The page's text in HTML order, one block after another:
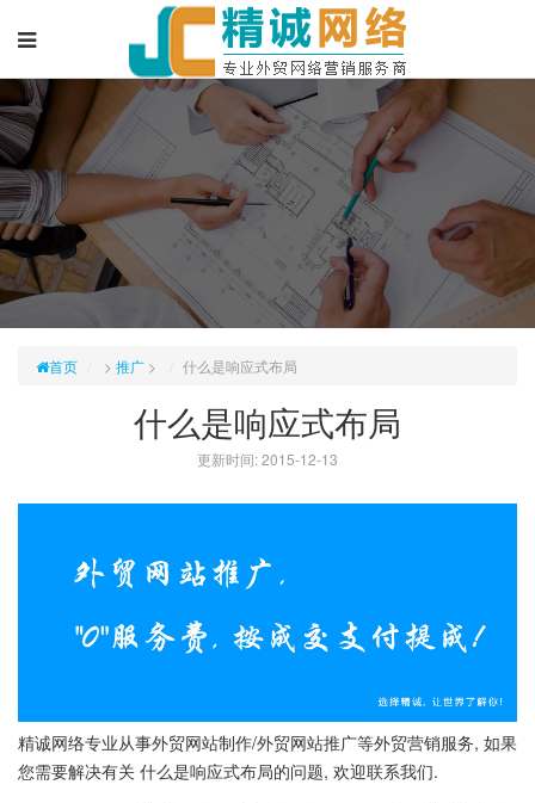
首页 > 推广 > 什么是响应式布局
什么是响应式布局
更新时间: 2015-12-13
精诚网络专业从事外贸网站制作/外贸网站推广等外贸营销服务, 如果
您需要解决有关 什么是响应式布局的问题, 欢迎联系我们.